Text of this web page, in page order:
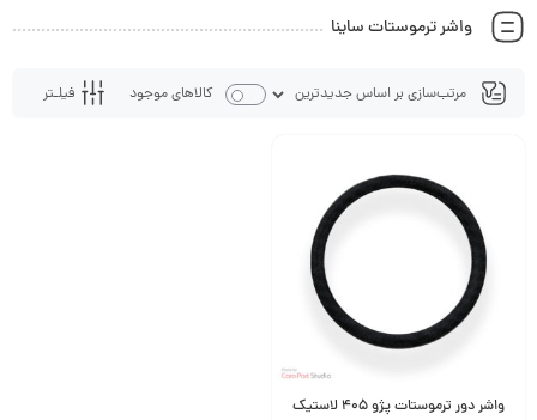
واشر ترموستات ساینا
فیلـتر کالاهای موجود
واشر دور ترموستات پژو 405 لاستیک